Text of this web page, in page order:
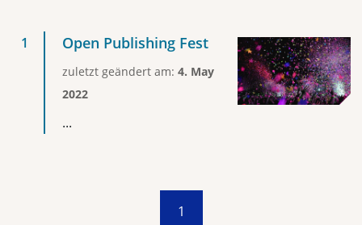
Open Publishing Fest
zuletzt geändert am: 4. May
2022
...
1